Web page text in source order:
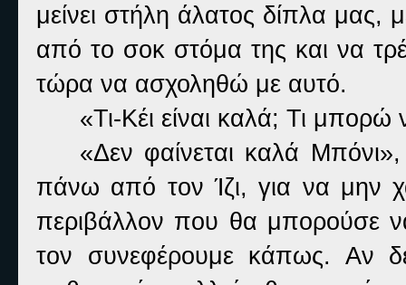
μείνει στήλη άλατος δίπλα μας,
από το σοκ στόμα της και να
τώρα να ασχοληθώ με αυτό.
«Τι-Κέι είναι καλά; Τι
«Δεν φαίνεται καλά
πάνω από τον Ίζι, για να μην
περιβάλλον που θα μπορούσε
τον συνεφέρουμε κάπως. Αν